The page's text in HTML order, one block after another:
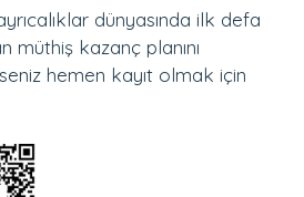
dünyasında ilk defa
müthiş kazanç planını
hemen kayıt olmak için